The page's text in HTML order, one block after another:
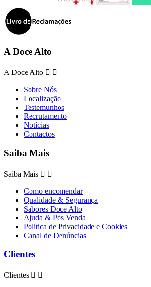
A Doce Alto
A Doce Alto  
Sobre Nós
Localização
Testemunhos
Recrutamento
Notícias
Contactos
Saiba Mais
Saiba Mais  
Como encomendar
Qualidade & Segurança
Sabores Doce Alto
Ajuda & Pós Venda
Politica de Privacidade e Cookies
Canal de Denúncias
Clientes
Clientes  